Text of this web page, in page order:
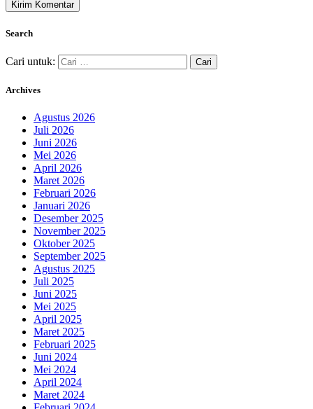
Search
Cari untuk:
Archives
Agustus 2026
Juli 2026
Juni 2026
Mei 2026
April 2026
Maret 2026
Februari 2026
Januari 2026
Desember 2025
November 2025
Oktober 2025
September 2025
Agustus 2025
Juli 2025
Juni 2025
Mei 2025
April 2025
Maret 2025
Februari 2025
Juni 2024
Mei 2024
April 2024
Maret 2024